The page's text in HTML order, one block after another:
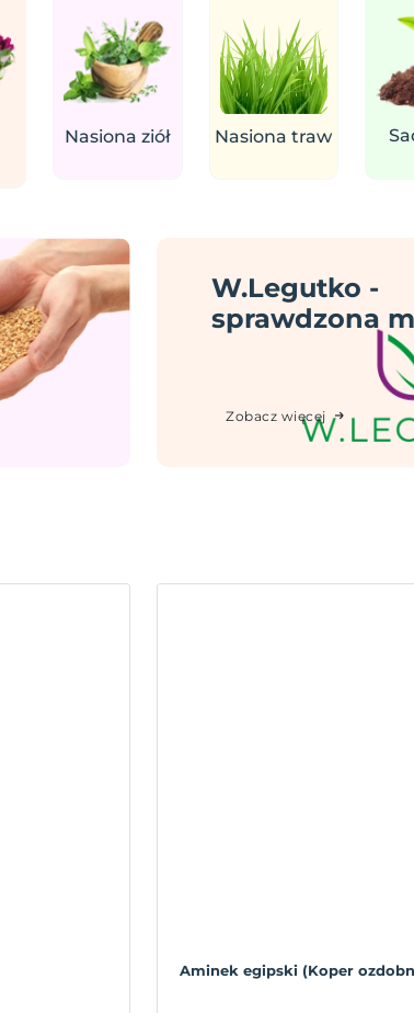
Nasiona ziół Nasiona traw
W.Legutko -
sprawdzona
Zobacz więcej
Aminek egipski (Koper